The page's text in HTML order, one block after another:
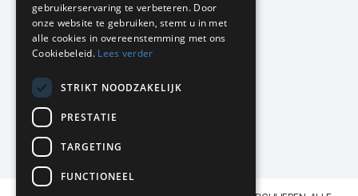
KMP Kantoormeubilair
Airport Business Park
Frankfurtstraat 29-31
1175 RH Lijnden
020-617 01 26
info@kmpkantoormeubilair.nl
Facebook
Instagram
gebruikerservaring te verbeteren. Door
onze website te gebruiken, stemt u in met
alle cookies in overeenstemming met ons
Cookiebeleid. Lees verder
STRIKT NOODZAKELIJK
PRESTATIE
TARGETING
FUNCTIONEEL